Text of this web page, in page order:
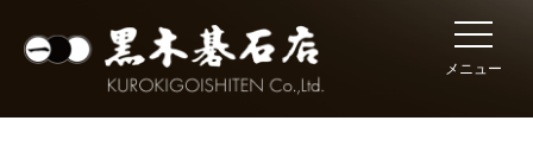
toggle
メニュー